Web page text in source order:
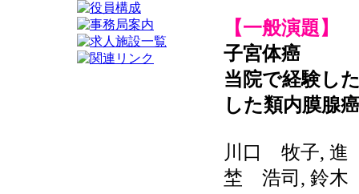
【一般演題】
子宮体癌
当院で経験し
した類内膜腺
川口 牧子,
埜 浩司, 鈴